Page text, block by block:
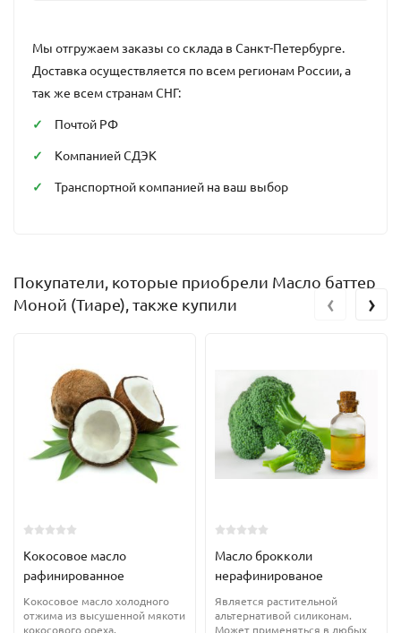
Мы отгружаем заказы со склада в Санкт-Петербурге.
Доставка осуществляется по всем регионам России, а
так же всем странам СНГ:
Почтой РФ
Компанией СДЭК
Транспортной компанией на ваш выбор
Покупатели, которые приобрели Масло баттер
Моной (Тиаре), также купили
Кокосовое масло
рафинированное
Кокосовое масло холодного
отжима из высушенной мякоти
кокосового ореха.
Масло брокколи
нерафинированое
Является растительной
альтернативой силиконам.
Может применяться в любых
‹ ›